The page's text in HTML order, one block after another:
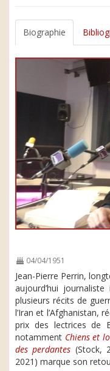
Biographie
04/04/1951
Jean-Pierre Perrin,
aujourd’hui
plusieurs récits de
l’Iran et l’Afghanistan,
prix des lectrices de
notamment Chiens et
des perdantes (Stock,
2021) marque son